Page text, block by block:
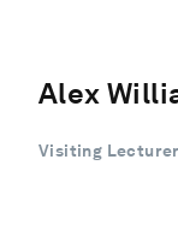
Alex
Visiting